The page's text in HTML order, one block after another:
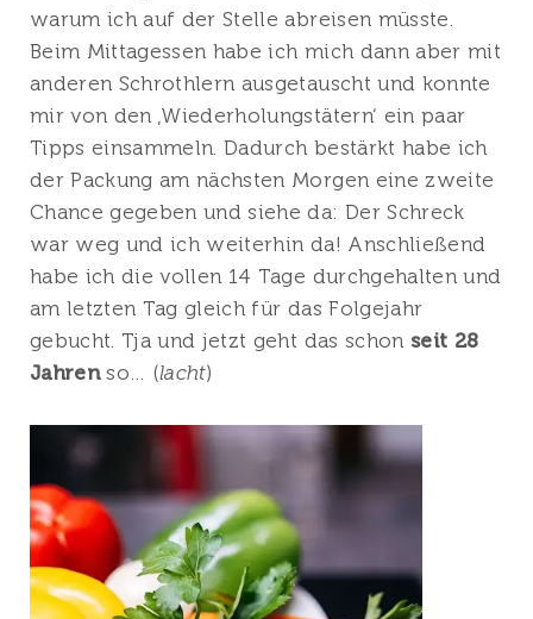
warum ich auf der Stelle abreisen müsste.
Beim Mittagessen habe ich mich dann aber mit
anderen Schrothlern ausgetauscht und konnte
mir von den ‚Wiederholungstätern‘ ein paar
Tipps einsammeln. Dadurch bestärkt habe ich
der Packung am nächsten Morgen eine zweite
Chance gegeben und siehe da: Der Schreck
war weg und ich weiterhin da! Anschließend
habe ich die vollen 14 Tage durchgehalten und
am letzten Tag gleich für das Folgejahr
gebucht. Tja und jetzt geht das schon seit 28
Jahrenso… (lacht)